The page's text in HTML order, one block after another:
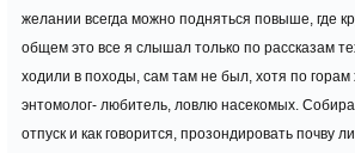
желании всегда можно подняться повыше, где
общем это все я слышал только по рассказам
ходили в походы, сам там не был, хотя по горам
энтомолог- любитель, ловлю насекомых.
отпуск и как говорится, прозондировать почву